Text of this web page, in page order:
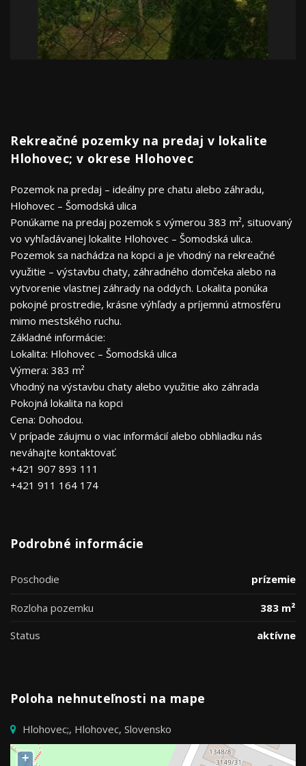
Rekreačné pozemky na predaj v lokalite
Hlohovec; v okrese Hlohovec
Pozemok na predaj – ideálny pre chatu alebo záhradu,
Hlohovec – Šomodská ulica
Ponúkame na predaj pozemok s výmerou 383 m², situovaný
vo vyhľadávanej lokalite Hlohovec – Šomodská ulica.
Pozemok sa nachádza na kopci a je vhodný na rekreačné
využitie – výstavbu chaty, záhradného domčeka alebo na
vytvorenie vlastnej záhrady na oddych. Lokalita ponúka
pokojné prostredie, krásne výhľady a príjemnú atmosféru
mimo mestského ruchu.
Základné informácie:
Lokalita: Hlohovec – Šomodská ulica
Výmera: 383 m²
Vhodný na výstavbu chaty alebo využitie ako záhrada
Pokojná lokalita na kopci
Cena: Dohodou.
V prípade záujmu o viac informácií alebo obhliadku nás
neváhajte kontaktovať.
+421 907 893 111
+421 911 164 174
Podrobné informácie
Poschodie prízemie
Rozloha pozemku
383 m²
Status
aktívne
Poloha nehnuteľnosti na mape
Hlohovec;, Hlohovec, Slovensko
+